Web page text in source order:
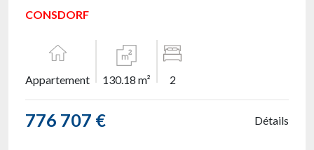
CONSDORF
Appartement 130.18 m² 2
776 707 € Détails